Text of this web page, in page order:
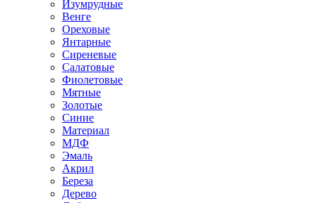
Изумрудные
Венге
Ореховые
Янтарные
Сиреневые
Салатовые
Фиолетовые
Мятные
Золотые
Синие
Материал
МДФ
Эмаль
Акрил
Береза
Дерево